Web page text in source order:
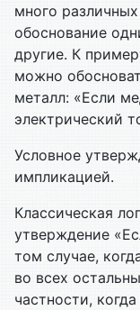
много
обоснование
другие. К
можно
металл: «Если
электрический
Условное
импликацией.
Классическая
утверждение
том случае,
во всех
частности,